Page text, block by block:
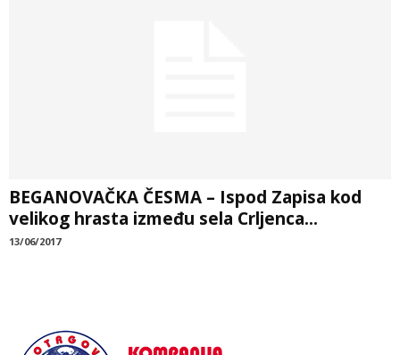
BEGANOVAČKA ČESMA – Ispod Zapisa kod
velikog hrasta između sela Crljenca...
13/06/2017